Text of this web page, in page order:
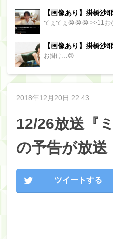
【画像あり】掛橋
てぇてぇ😭😭😭 >>11お
【画像あり】掛橋
お掛け…😢
2018年12月20日 22:43
12/26放送『
の予告が放送
ツイートする